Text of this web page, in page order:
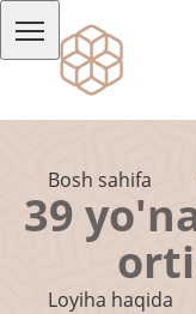
Bosh sahifa
Loyiha haqida
39